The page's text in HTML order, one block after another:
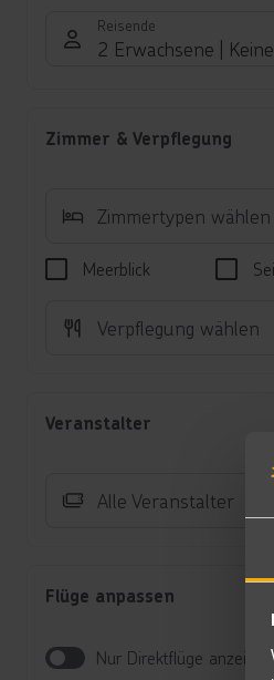
Reisende
2 Erwachsene
Zimmer & Verpflegung
Zimmertypen wählen
Meerblick
Verpflegung wählen
Veranstalter
Alle Veranstalter
Flüge anpassen
Nur Direktflüge anzeigen